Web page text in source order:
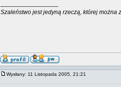
Szaleństwo jest jedyną rzeczą, której można
Wysłany: 11 Listopada 2005, 21:21